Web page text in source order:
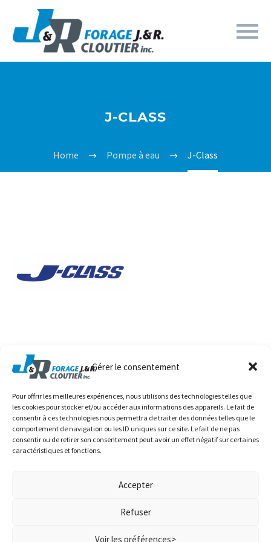
Gérer le consentement
Pour offrir les meilleures expériences, nous utilisons des technologies telles que
les cookies pour stocker et/ou accéder aux informations des appareils. Le fait de
consentir à ces technologies nous permettra de traiter des données telles que le
comportement de navigation ou les ID uniques sur ce site. Le fait de ne pas
consentir ou de retirer son consentement peut avoir un effet négatif sur certaines
caractéristiques et fonctions.
Accepter
Refuser
Voir les préférences>
J-CLASS
Home Pompe à eau J-Class